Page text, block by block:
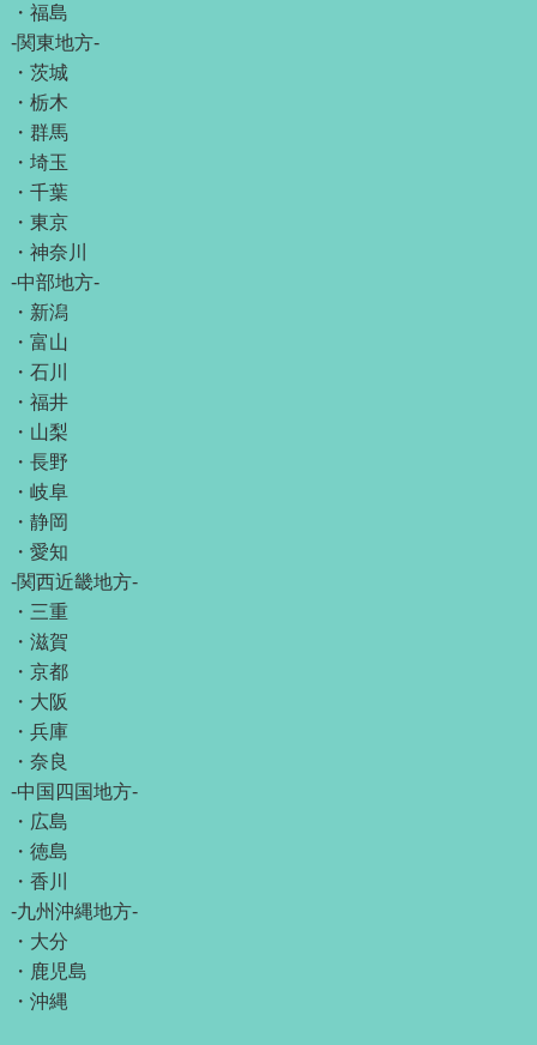
・ 福島
-関東地方-
・ 茨城
・ 栃木
・ 群馬
・ 埼玉
・ 千葉
・ 東京
・ 神奈川
-中部地方-
・ 新潟
・ 富山
・ 石川
・ 福井
・ 山梨
・ 長野
・ 岐阜
・ 静岡
・ 愛知
-関西近畿地方-
・ 三重
・ 滋賀
・ 京都
・ 大阪
・ 兵庫
・ 奈良
-中国四国地方-
・ 広島
・ 徳島
・ 香川
-九州沖縄地方-
・ 大分
・ 鹿児島
・ 沖縄